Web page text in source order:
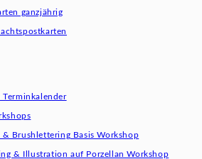
ganzjährig
& Brushlettering Basis Workshop
& Illustration auf Porzellan Workshop